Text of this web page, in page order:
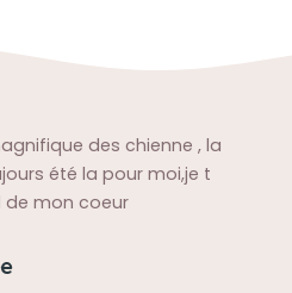
des chienne , la
été la pour moi,je t
mon coeur